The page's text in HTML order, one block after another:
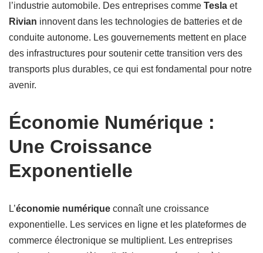
l’industrie automobile. Des entreprises comme Tesla et
Rivian innovent dans les technologies de batteries et de
conduite autonome. Les gouvernements mettent en place
des infrastructures pour soutenir cette transition vers des
transports plus durables, ce qui est fondamental pour notre
avenir.
Économie Numérique :
Une Croissance
Exponentielle
L’économie numérique connaît une croissance
exponentielle. Les services en ligne et les plateformes de
commerce électronique se multiplient. Les entreprises